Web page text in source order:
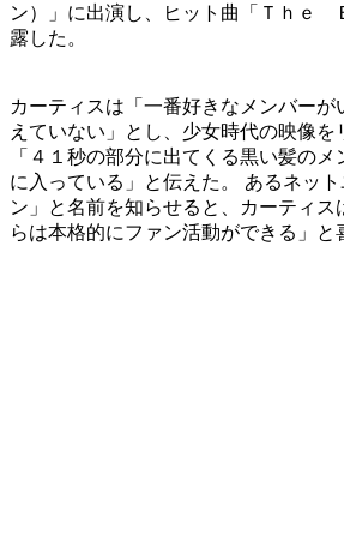
ン）」に出演し、ヒット曲「Ｔｈｅ
露した。
カーティスは「一番好きなメンバーが
えていない」とし、少女時代の映像を
「４１秒の部分に出てくる黒い髪の
に入っている」と伝えた。 あるネッ
ン」と名前を知らせると、カーティ
らは本格的にファン活動ができる」と